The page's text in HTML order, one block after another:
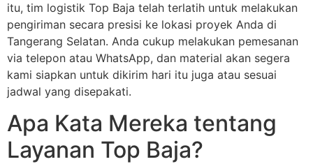
itu, tim logistik Top Baja telah terlatih untuk melakukan
pengiriman secara presisi ke lokasi proyek Anda di
Tangerang Selatan. Anda cukup melakukan pemesanan
via telepon atau WhatsApp, dan material akan segera
kami siapkan untuk dikirim hari itu juga atau sesuai
jadwal yang disepakati.
Apa Kata Mereka tentang
Layanan Top Baja?